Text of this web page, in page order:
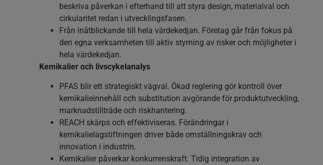
beskriva påverkan i efterhand till att styra design, materialval och
cirkularitet redan i utvecklingsfasen.
Från inåtblickande till hela värdekedjan. Företag går från fokus på
den egna verksamheten till aktiv styrning av risker och möjligheter i
hela värdekedjan.
Kemikalier och livscykelanalys
PFAS blir ett strategiskt vägval. Ökad reglering gör kontroll över
kemikalieinnehåll och substitution avgörande för produktutveckling,
marknadstillträde och riskhantering.
REACH skärps och effektiviseras. Förändringar i
kemikalielagstiftningen driver både omställningskrav och
innovation i industrin.
Kemikalier påverkar konkurrenskraft. Tidig integration av